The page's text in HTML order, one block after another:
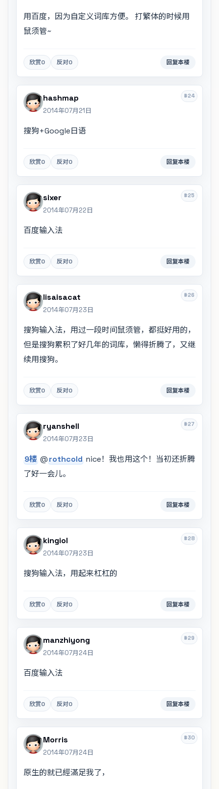
用百度，因为自定义词库方便。 打繁体的时候用
鼠须管~
欣赏0 反对0 回复本楼
#24
hashmap
2014年07月21日
搜狗+Google日语
欣赏0 反对0 回复本楼
#25
sixer
2014年07月22日
百度输入法
欣赏0 反对0 回复本楼
#26
lisaisacat
2014年07月23日
搜狗输入法，用过一段时间鼠须管，都挺好用的，
但是搜狗累积了好几年的词库，懒得折腾了，又继
续用搜狗。
欣赏0 反对0 回复本楼
#27
ryanshell
2014年07月23日
9楼 @rothcold nice！我也用这个！当初还折腾
了好一会儿。
欣赏0 反对0 回复本楼
#28
kingiol
2014年07月23日
搜狗输入法，用起来杠杠的
欣赏0 反对0 回复本楼
#29
manzhiyong
2014年07月24日
百度输入法
欣赏0 反对0 回复本楼
#30
Morris
2014年07月24日
原生的就已經滿足我了，